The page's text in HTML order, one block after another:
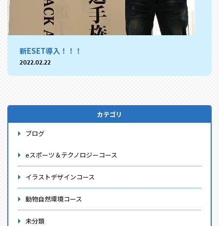
新ESET導入！！！
2022.02.22
カテゴリ
ブログ
eスポーツ＆テクノロジーコース
イラストデザインコース
動物自然環境コース
未分類